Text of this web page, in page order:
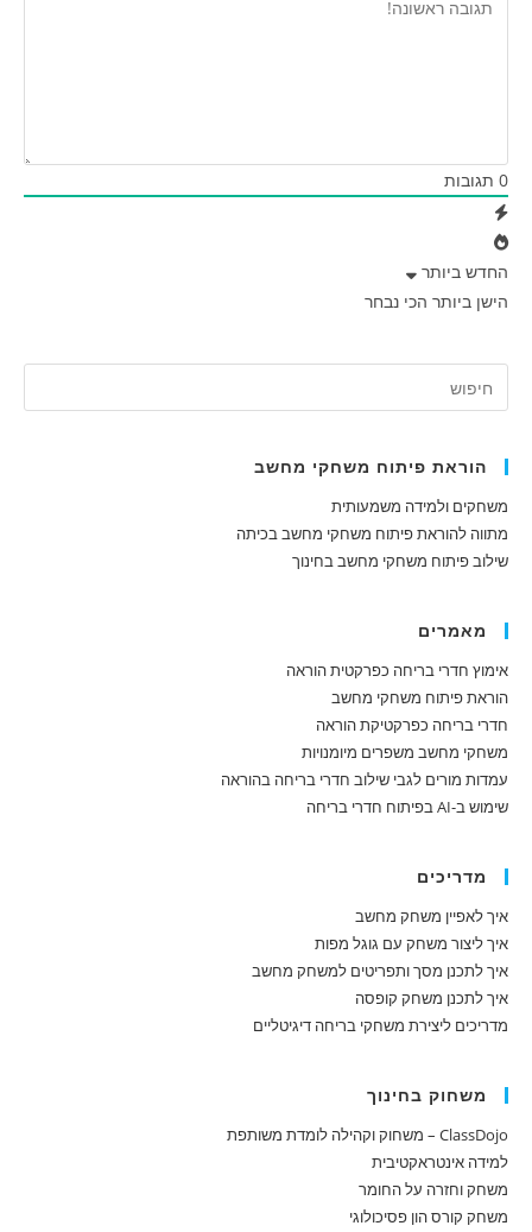
0 תגובות
החדש ביותר
הישן ביותר הכי נבחר
הוראת פיתוח משחקי מחשב
משחקים ולמידה משמעותית
מתווה להוראת פיתוח משחקי מחשב בכיתה
שילוב פיתוח משחקי מחשב בחינוך
מאמרים
אימוץ חדרי בריחה כפרקטית הוראה
הוראת פיתוח משחקי מחשב
חדרי בריחה כפרקטיקת הוראה
משחקי מחשב משפרים מיומנויות
עמדות מורים לגבי שילוב חדרי בריחה בהוראה
שימוש ב-AI בפיתוח חדרי בריחה
מדריכים
איך לאפיין משחק מחשב
איך ליצור משחק עם גוגל מפות
איך לתכנן מסך ותפריטים למשחק מחשב
איך לתכנן משחק קופסה
מדריכים ליצירת משחקי בריחה דיגיטליים
משחוק בחינוך
ClassDojo – משחוק וקהילה לומדת משותפת
למידה אינטראקטיבית
משחק וחזרה על החומר
משחק קורס הון פסיכולוגי